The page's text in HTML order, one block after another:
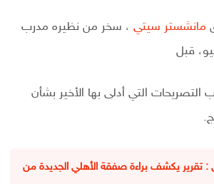
مانشستر سيتي ، سخر من نظيره مدرب
قبل
التصريحات التي أدلى بها الأخير بشأن
: تقرير يكشف براءة صفقة الأهلي الجديدة من